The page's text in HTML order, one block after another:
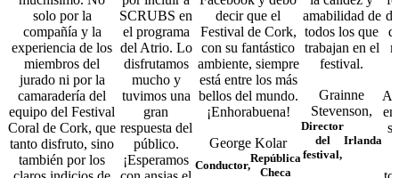
solo por la
compañía y la
experiencia de los
miembros del
jurado ni por la
camaradería del
equipo del Festival
Coral de Cork, que
tanto disfruto, sino
también por los
SCRUBS en
el programa
del Atrio. Lo
disfrutamos
mucho y
tuvimos una
gran
respuesta del
público.
¡Esperamos
decir que el
Festival de Cork,
con su fantástico
ambiente, siempre
está entre los más
bellos del mundo.
¡Enhorabuena!
George Kolar
Conductor,
República
Checa
amabilidad de
todos los que
trabajan en el
festival.
Grainne
Stevenson,
Director
del
festival,
Irlanda